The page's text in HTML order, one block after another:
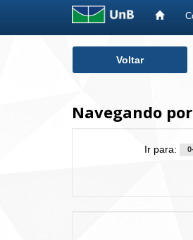
Voltar
Navegando
Ir para: